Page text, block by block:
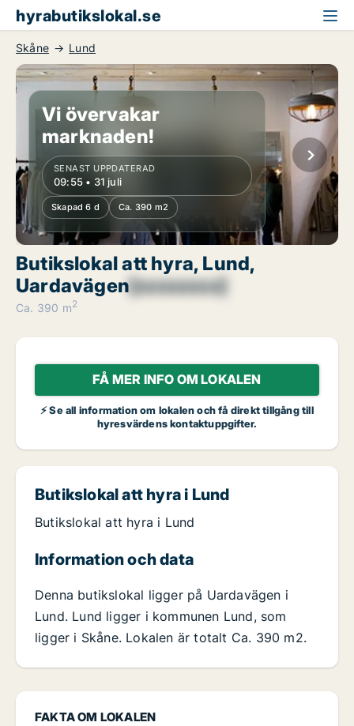
hyrabutikslokal.se
Skåne Lund
Vi övervakar
marknaden!
SENAST UPPDATERAD
09:55 • 31 juli
Skapad 6 d Ca. 390 m2
Butikslokal att hyra, Lund,
Uardavägen[xxxxxxxx]
Ca. 390 m2
FÅ MER INFO OM LOKALEN
⚡ Se all information om lokalen och få direkt tillgång till
hyresvärdens kontaktuppgifter.
FAKTA OM LOKALEN
Butikslokal att hyra i Lund
Butikslokal att hyra i Lund
Information och data
Denna butikslokal ligger på Uardavägen i
Lund. Lund ligger i kommunen Lund, som
ligger i Skåne. Lokalen är totalt Ca. 390 m2.